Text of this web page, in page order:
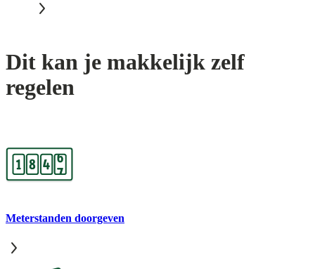
Dit kan je makkelijk zelf
regelen
Meterstanden doorgeven